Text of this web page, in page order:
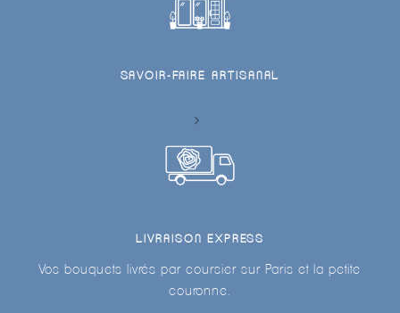
SAVOIR-FAIRE ARTISANAL
LIVRAISON EXPRESS
Vos bouquets livrés par coursier sur Paris et la petite
couronne.